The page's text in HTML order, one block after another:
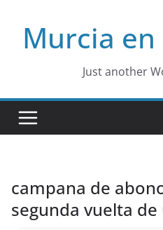
contentMurcia en
Just another
campana de
segunda vuelta